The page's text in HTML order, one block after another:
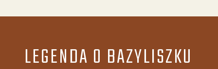
LEGENDA O BAZYLISZKU